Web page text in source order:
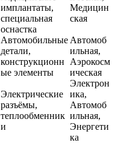
имплантаты,
специальная
оснастка
Медицин
ская
Автомобильные
детали,
конструкционн
ые элементы
Автомоб
ильная,
Аэрокосм
ическая
Электрические
разъёмы,
теплообменник
и
Электрон
ика,
Автомоб
ильная,
Энергети
ка